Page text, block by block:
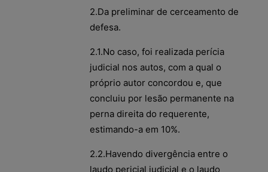
2.Da preliminar de cerceamento de
defesa.
2.1.No caso, foi realizada perícia
judicial nos autos, com a qual o
próprio autor concordou e, que
concluiu por lesão permanente na
perna direita do requerente,
estimando-a em 10%.
2.2.Havendo divergência entre o
laudo pericial judicial e o laudo